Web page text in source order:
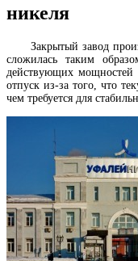
никеля
Закрытый завод
сложилась таким
действующих мощностей
отпуск из-за того, что
чем требуется для